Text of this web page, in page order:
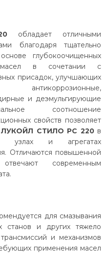
обладает отличными
благодаря тщательно
глубокоочищенных
масел в сочетании с
присадок, улучшающих
и деэмульгирующие
соотношение
свойств позволяет
ЛУКОЙЛ СТИЛО РС 220 в
узлах и агрегатах
Отличаются повышенной
современным
для смазывания
станов и других тяжело
и механизмов
применения масел